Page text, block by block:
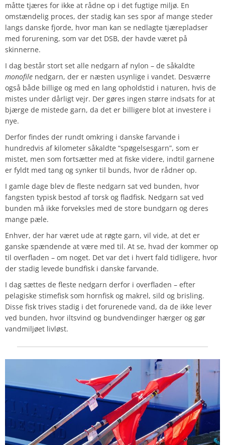
måtte tjæres for ikke at rådne op i det fugtige miljø. En
omstændelig proces, der stadig kan ses spor af mange steder
langs danske fjorde, hvor man kan se nedlagte tjærepladser
med forurening, som var det DSB, der havde været på
skinnerne.
I dag består stort set alle nedgarn af nylon – de såkaldte
monofile nedgarn, der er næsten usynlige i vandet. Desværre
også både billige og med en lang opholdstid i naturen, hvis de
mistes under dårligt vejr. Der gøres ingen større indsats for at
bjærge de mistede garn, da det er billigere blot at investere i
nye.
Derfor findes der rundt omkring i danske farvande i
hundredvis af kilometer såkaldte “spøgelsesgarn”, som er
mistet, men som fortsætter med at fiske videre, indtil garnene
er fyldt med tang og synker til bunds, hvor de rådner op.
I gamle dage blev de fleste nedgarn sat ved bunden, hvor
fangsten typisk bestod af torsk og fladfisk. Nedgarn sat ved
bunden må ikke forveksles med de store bundgarn og deres
mange pæle.
Enhver, der har været ude at røgte garn, vil vide, at det er
ganske spændende at være med til. At se, hvad der kommer op
til overfladen – om noget. Det var det i hvert fald tidligere, hvor
der stadig levede bundfisk i danske farvande.
I dag sættes de fleste nedgarn derfor i overfladen – efter
pelagiske stimefisk som hornfisk og makrel, sild og brisling.
Disse fisk trives stadig i det forurenede vand, da de ikke lever
ved bunden, hvor iltsvind og bundvendinger hærger og gør
vandmiljøet livløst.